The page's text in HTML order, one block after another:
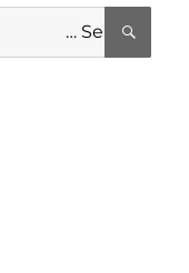
Search
for:
SEARCH